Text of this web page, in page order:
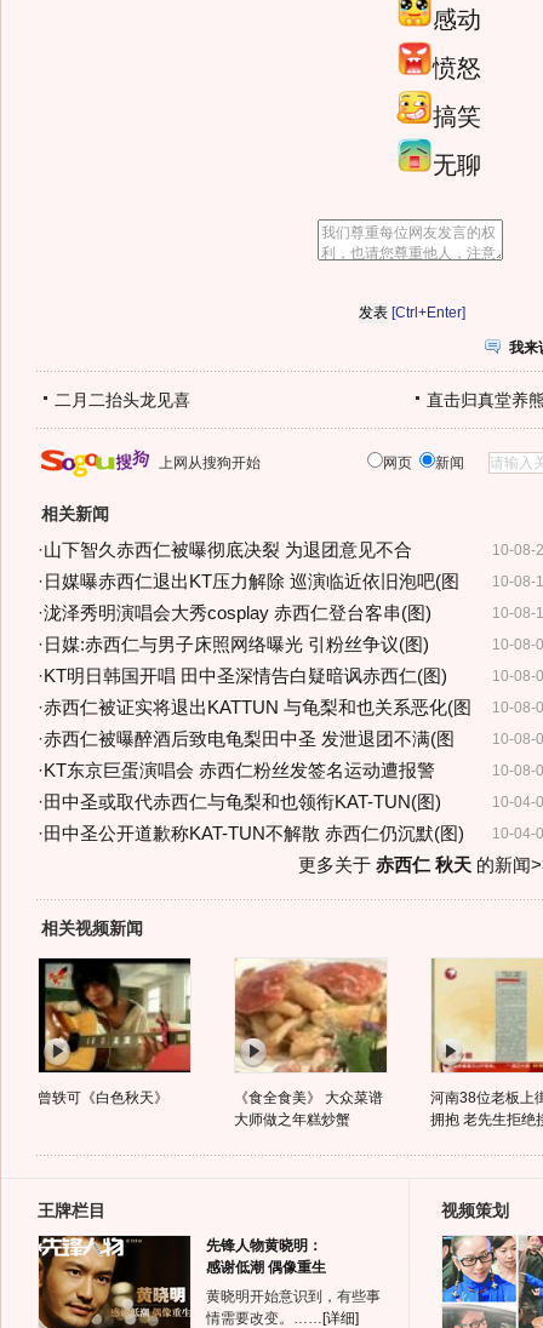
感动
愤怒
搞笑
无聊
[Ctrl+Enter]
我来
二月二抬头龙见喜 直击归真堂养
上网从搜狗开始 网页 新闻
相关新闻
10-08-
·山下智久赤西仁被曝彻底决裂 为退团意见不合
10-08-
· 日媒曝赤西仁退出KT压力解除 巡演临近依旧泡吧(图
10-08-
·泷泽秀明演唱会大秀cosplay 赤西仁登台客串(图)
10-08-
· 日媒:赤西仁与男子床照网络曝光 引粉丝争议(图)
10-08-
·KT明日韩国开唱 田中圣深情告白疑暗讽赤西仁(图)
10-08-
·赤西仁被证实将退出KATTUN 与龟梨和也关系恶化(图
10-08-
·赤西仁被曝醉酒后致电龟梨田中圣 发泄退团不满(图
10-08-
·KT东京巨蛋演唱会 赤西仁粉丝发签名运动遭报警
10-04-
·田中圣或取代赤西仁与龟梨和也领衔KAT-TUN(图)
10-04-
·田中圣公开道歉称KAT-TUN不解散 赤西仁仍沉默(图)
更多关于 赤西仁 秋天的新闻
相关视频新闻
曾轶可《白色秋天》
《食全食美》 大众菜谱
大师做之年糕炒蟹
河南38位老板上
拥抱 老先生拒绝
王牌栏目
先锋人物黄晓明：
感谢低潮 偶像重生
黄晓明开始意识到，有些事
情需要改变。…… [详细]
视频策划